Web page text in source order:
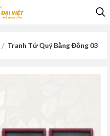
Tranh Tứ Quý Bằng Đồng 03